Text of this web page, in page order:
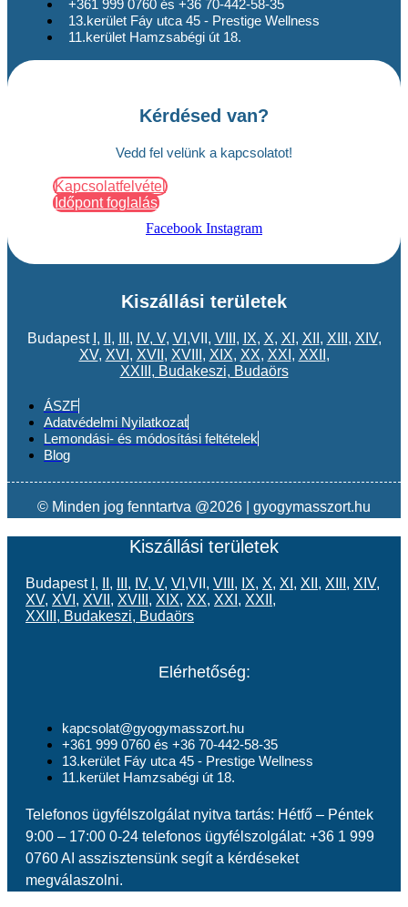
+361 999 0760 és +36 70-442-58-35
13.kerület Fáy utca 45 - Prestige Wellness
11.kerület Hamzsabégi út 18.
Kérdésed van?
Vedd fel velünk a kapcsolatot!
Kapcsolatfelvétel
Időpont foglalás
Facebook Instagram
Kiszállási területek
Budapest , , , IV, V, VI ,VII, VIII , IX, X, XI , XII , XIII , XIV,
XV, XVI , XVII , XVIII , XIX, XX, XXI , XXII ,
XXIII , Budakeszi, Budaörs
ÁSZF
Adatvédelmi Nyilatkozat
Lemondási- és módosítási feltételek
Blog
© Minden jog fenntartva @2026 | gyogymasszort.hu
Kiszállási területek
Budapest , , , IV, V, VI ,VII, VIII , IX, X, XI , XII , XIII , XIV,
XV, XVI , XVII , XVIII , XIX, XX, XXI , XXII ,
XXIII , Budakeszi, Budaörs
Elérhetőség:
kapcsolat@gyogymasszort.hu
+361 999 0760 és +36 70-442-58-35
13.kerület Fáy utca 45 - Prestige Wellness
11.kerület Hamzsabégi út 18.
Telefonos ügyfélszolgálat nyitva tartás: Hétfő – Péntek
9:00 – 17:00 0-24 telefonos ügyfélszolgálat: +36 1 999
0760 AI asszisztensünk segít a kérdéseket
megválaszolni.